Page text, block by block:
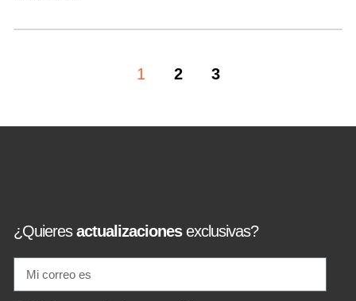
1 2 3
¿Quieresactualizacionesexclusivas?